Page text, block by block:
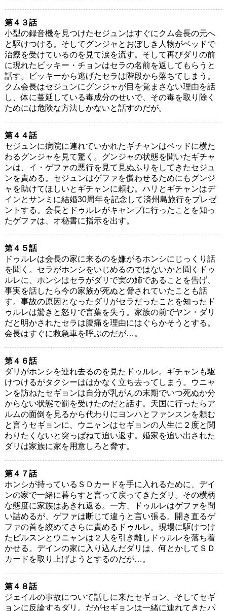
第４３話
小型の録音機を見つけたセジュンはすぐにクム会長の元へ
と駆けつける。そしてグンジャとおぼしき人物がベッドで
治療を受けているのを見て涙を流す。そして再びダリの前
に現れたビッキー・チョンはセラの名前を返してもらうと
話す。ビッキーから逃げたセラは階段から落ちてしまう。
クム会長はセジュンにグンジャが目を覚まさない理由を話
し、体に蔓延している毒成分のせいで、その毒を取り除く
ためには危険な方法しかないと話すのだが。
第４４話
セジュンに病院に連れていかれたギチャンはベッドに横た
わるグンジャを見て驚く。グンジャの状態を聞いたギチャ
ンは、イ・ゲファの悪行を見て見ぬふりをしてきたセジュ
ンを責める。セジュンはゲファを償わせるためにもグンジ
ャを助けてほしいとギチャンに頼む。ハリとギチャンはデ
インとサンミに結婚30周年を記念して済州島旅行をプレゼ
ントする。会長とドゥルレがキャンプに行ったことを知っ
たゲファは、オ秘書に指示を出す。
第４５話
ドゥルレは会長の家に来るのを嫌がるホンシにじっくり話
を聞く。セラがホンシをいじめるのではないかと聞くドゥ
ルレに、ホンシはセラがダリで実の姉であることを告げ、
事実を話したら今の家族が死ぬと脅されていたことも話
す。事故の原因となったダリがセラだったことを知ったド
ゥルレは驚きと怒りで言葉を失う。家族の前でヤン・ダリ
だと明かされたセラは腹痛を理由にはぐらかそうとする。
会長はすぐに救急車を呼ぶのだが…。
第４６話
ダリがホンシを連れ去るのを見たドゥルレ。ギチャンも駆
けつけるがタクシーははかなく立ち去ってしまう。ウニャ
ンを訪ねたセギョンは自分が乳がんの末期でいつ死ぬか分
からない状態で罰を受けたのだと話す。天国に行ったらア
ルムの面倒を見るから代わりにヨンハとファンスンを頼む
と言うセギョンに、ウニャンはセギョンの人生に２度と関
わりたくないと突っぱねて追い返す。婚家を追い出された
ダリは家族に家を用意しろと脅す。
第４７話
ホンシが持っているＳＤカードを手に入れるために、デイ
ンの家で一緒に暮らすと言って戻ってきたダリ。その横柄
な態度に家族はあきれ返る。一方、ドゥルレはゲファを問
い詰めるが、ゲファは断じて違うと言い張る。開き直るゲ
ファの首を絞めてさらに責めるドゥルレ。現場に駆けつけ
たピルスンとウニャンは２人を引き離しドゥルレを落ち着
かせる。デインの家に入り込んだダリは、何とかしてＳＤ
カードを取り上げようとするのだが…。
第４８話
ジェイルの事故について話しに来たセギョン。そしてセギ
ョンに反論するダリ。だがセギョンは一緒に連れてきたパ